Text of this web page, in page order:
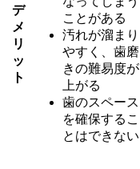
デ
メ
リ
ッ
ト
ことがある
汚れが溜まり
やすく、歯磨
きの難易度が
上がる
歯のスペース
を確保するこ
とはできない